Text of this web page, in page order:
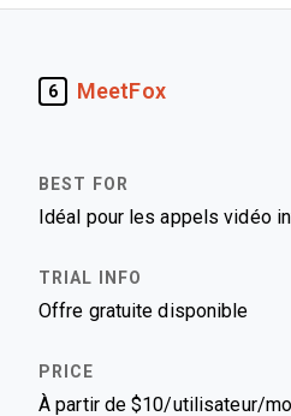
6 MeetFox
Idéal pour les appels vidéo
Offre gratuite disponible
À partir de $10/utilisateur/